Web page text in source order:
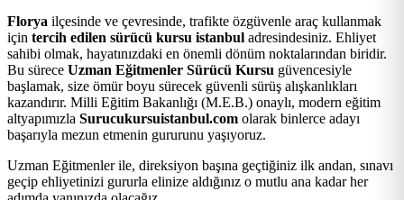
-
Şişli
En
İyi
Özel
Direksiyon
Dersi
Florya ilçesinde ve çevresinde, trafikte özgüvenle araç kullanmak
için tercih edilen sürücü kursu istanbul adresindesiniz. Ehliyet
sahibi olmak, hayatınızdaki en önemli dönüm noktalarından biridir.
Bu sürece Uzman Eğitmenler Sürücü Kursu güvencesiyle
başlamak, size ömür boyu sürecek güvenli sürüş alışkanlıkları
kazandırır. Milli Eğitim Bakanlığı (M.E.B.) onaylı, modern eğitim
altyapımızla Surucukursuistanbul.com olarak binlerce adayı
başarıyla mezun etmenin gururunu yaşıyoruz.
Uzman Eğitmenler ile, direksiyon başına geçtiğiniz ilk andan, sınavı
geçip ehliyetinizi gururla elinize aldığınız o mutlu ana kadar her